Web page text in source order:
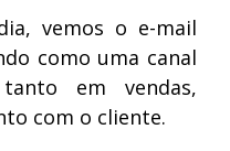
vemos o e-mail
como uma canal
em vendas,
com o cliente.